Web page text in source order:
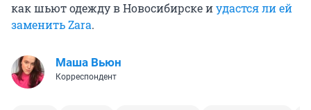
как шьют одежду в Новосибирске иудастся ли ей
заменить Zara.
Маша Вьюн
Корреспондент